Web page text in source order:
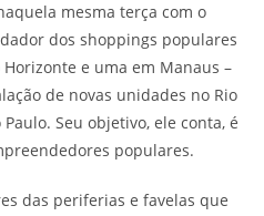
mesma terça com o
dos shoppings populares
e uma em Manaus –
de novas unidades no Rio
Seu objetivo, ele conta, é
populares.
das periferias e favelas que